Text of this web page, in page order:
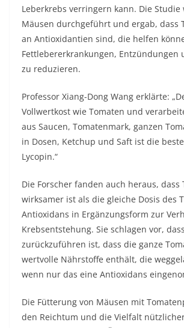
Leberkrebs verringern kann. Die Studie
Mäusen durchgeführt und ergab, dass
an Antioxidantien sind, die helfen
Fettlebererkrankungen, Entzündungen
zu reduzieren.
Professor Xiang-Dong Wang erklärte:
Vollwertkost wie Tomaten und
aus Saucen, Tomatenmark, ganzen
in Dosen, Ketchup und Saft ist die
Lycopin.“
Die Forscher fanden auch heraus, dass
wirksamer ist als die gleiche Dosis des
Antioxidans in Ergänzungsform zur
Krebsentstehung. Sie schlagen vor,
zurückzuführen ist, dass die ganze
wertvolle Nährstoffe enthält, die
wenn nur das eine Antioxidans
Die Fütterung von Mäusen mit
den Reichtum und die Vielfalt